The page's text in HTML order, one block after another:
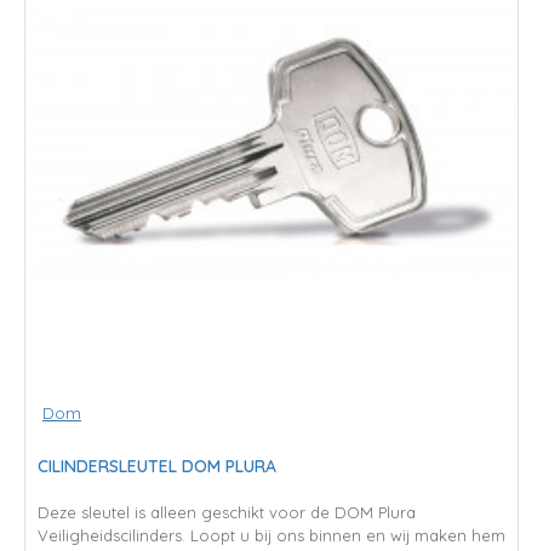
Dom
CILINDERSLEUTEL DOM PLURA
Deze sleutel is alleen geschikt voor de DOM Plura
Veiligheidscilinders. Loopt u bij ons binnen en wij maken hem